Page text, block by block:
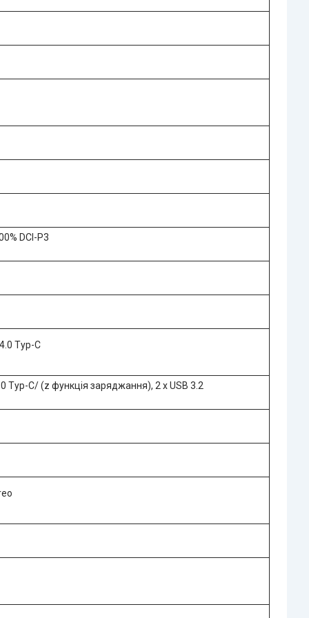
DCI-P3
Typ-C
Typ-C/ (z функція заряджання), 2 x USB 3.2